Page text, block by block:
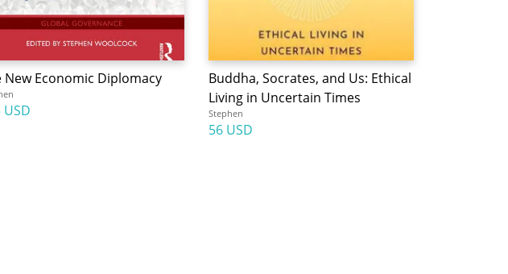
New Economic Diplomacy
USD
Buddha, Socrates, and Us: Ethical
Living in Uncertain Times
Stephen
56 USD